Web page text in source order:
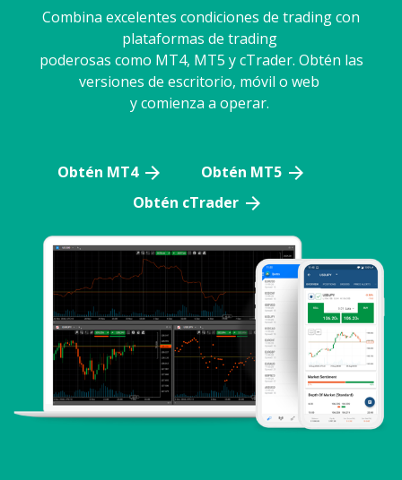
Combina excelentes condiciones de trading con
plataformas de trading
poderosas como MT4, MT5 y cTrader. Obtén las
versiones de escritorio, móvil o web
y comienza a operar.
Obtén MT4
Obtén MT5
Obtén cTrader